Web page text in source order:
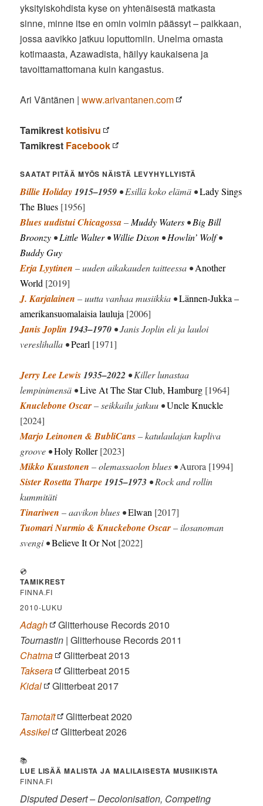
yksityiskohdista kyse on yhtenäisestä matkasta
sinne, minne itse en omin voimin päässyt – paikkaan,
jossa aavikko jatkuu loputtomiin. Unelma omasta
kotimaasta, Azawadista, häilyy kaukaisena ja
tavoittamattomana kuin kangastus.
Ari Väntänen |www.arivantanen.com
Tamikrest kotisivu
Tamikrest Facebook
SAATAT PITÄÄ MYÖS NÄISTÄ LEVYHYLLYISTÄ
Billie Holiday1915–1959 • Esillä koko elämä •Lady Sings
The Blues [1956]
Blues uudistui Chicagossa– Muddy Waters •Big Bill
Broonzy •Little Walter•Willie Dixon •Howlin’ Wolf•
Buddy Guy
Erja Lyytinen – uuden aikakauden taitteessa •Another
World [2019]
J. Karjalainen – uutta vanhaa musiikkia •Lännen-Jukka –
amerikansuomalaisia lauluja [2006]
Janis Joplin 1943–1970 • Janis Joplin eli ja lauloi
vereslihalla •Pearl [1971]
Jerry Lee Lewis1935–2022 • Killer lunastaa
lempinimensä •Live At The Star Club, Hamburg [1964]
Knuclebone Oscar– seikkailu jatkuu •Uncle Knuckle
[2024]
Marjo Leinonen & BubliCans– katulaulajan kupliva
groove •Holy Roller[2023]
Mikko Kuustonen – olemassaolon blues •Aurora [1994]
Sister Rosetta Tharpe1915–1973 • Rock and rollin
kummitäti
Tinariwen – aavikon blues •Elwan [2017]
Tuomari Nurmio & Knuckebone Oscar– ilosanoman
svengi •Believe It Or Not[2022]
💿
TAMIKREST
FINNA.FI
2010-LUKU
Adagh
Glitterhouse Records 2010
Tournastin | Glitterhouse Records 2011
Chatma
Glitterbeat 2013
Taksera
Glitterbeat 2015
Kidal
Glitterbeat 2017
Tamotaït
Glitterbeat 2020
Assikel
Glitterbeat 2026
📚
LUE LISÄÄ MALISTA JA MALILAISESTA MUSIIKISTA
FINNA.FI
Disputed Desert – Decolonisation, Competing